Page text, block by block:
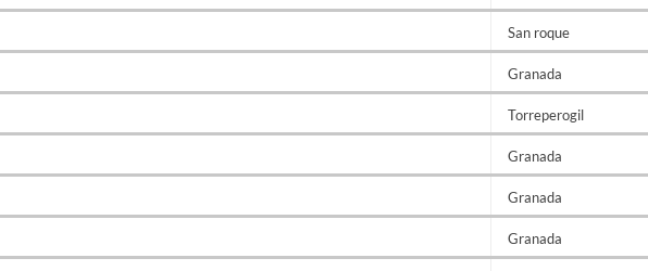
San roque
Granada
Torreperogil
Granada
Granada
Granada